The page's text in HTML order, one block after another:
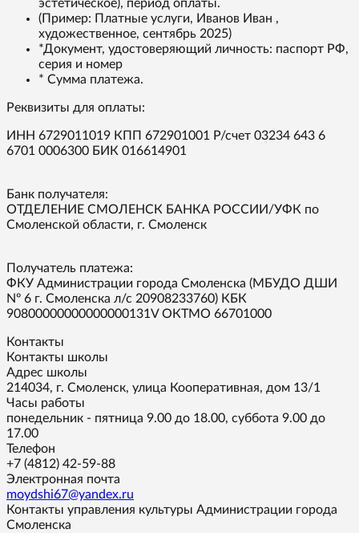
эстетическое), период оплаты.
(Пример: Платные услуги, Иванов Иван ,
художественное, сентябрь 2025)
*Документ, удостоверяющий личность: паспорт РФ,
серия и номер
* Сумма платежа.
Реквизиты для оплаты:
ИНН 6729011019 КПП 672901001 Р/счет 03234 643 6
6701 0006300 БИК 016614901
Банк получателя:
ОТДЕЛЕНИЕ СМОЛЕНСК БАНКА РОССИИ/УФК по
Смоленской области, г. Смоленск
Получатель платежа:
ФКУ Администрации города Смоленска (МБУДО ДШИ
Nº 6 г. Смоленска л/с 20908233760) КБК
90800000000000000131V ОКТМО 66701000
Контакты
Контакты школы
Адрес школы
214034, г. Смоленск, улица Кооперативная, дом 13/1
Часы работы
понедельник - пятница 9.00 до 18.00, суббота 9.00 до
17.00
Телефон
+7 (4812) 42-59-88
Электронная почта
moydshi67@yandex.ru
Контакты управления культуры Администрации города
Смоленска